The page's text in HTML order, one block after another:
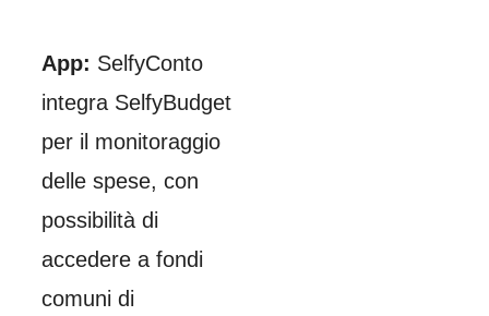
App: SelfyConto
integra SelfyBudget
per il monitoraggio
delle spese, con
possibilità di
accedere a fondi
comuni di